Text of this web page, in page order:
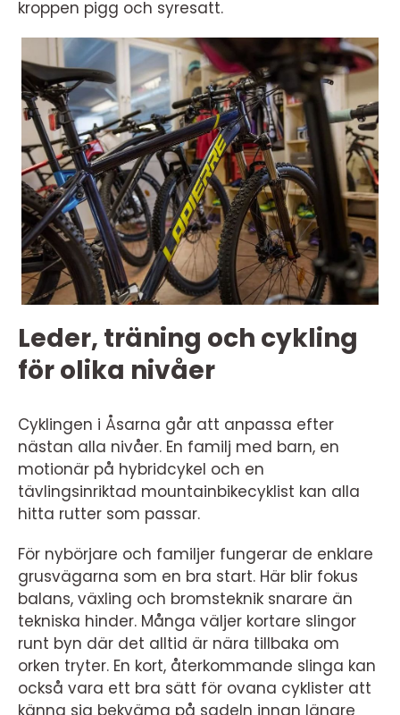
kroppen pigg och syresatt.
Leder, träning och cykling
för olika nivåer
Cyklingen i Åsarna går att anpassa efter
nästan alla nivåer. En familj med barn, en
motionär på hybridcykel och en
tävlingsinriktad mountainbikecyklist kan alla
hitta rutter som passar.
För nybörjare och familjer fungerar de enklare
grusvägarna som en bra start. Här blir fokus
balans, växling och bromsteknik snarare än
tekniska hinder. Många väljer kortare slingor
runt byn där det alltid är nära tillbaka om
orken tryter. En kort, återkommande slinga kan
också vara ett bra sätt för ovana cyklister att
känna sig bekväma på sadeln innan längre